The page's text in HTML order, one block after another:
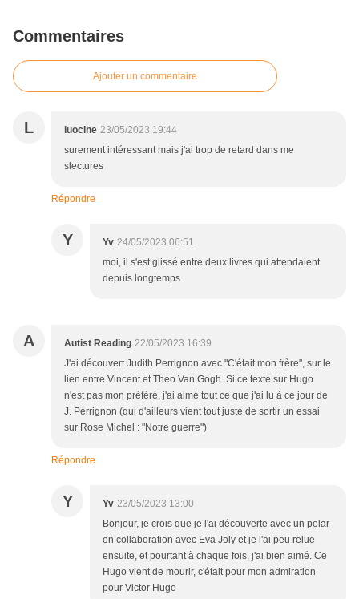
Commentaires
Ajouter un commentaire
L luocine 23/05/2023 19:44
surement intéressant mais j'ai trop de retard dans me
slectures
Répondre
Y Yv 24/05/2023 06:51
moi, il s'est glissé entre deux livres qui attendaient
depuis longtemps
A Autist Reading 22/05/2023 16:39
J'ai découvert Judith Perrignon avec "C'était mon frère", sur le
lien entre Vincent et Theo Van Gogh. Si ce texte sur Hugo
n'est pas mon préféré, j'ai aimé tout ce que j'ai lu à ce jour de
J. Perrignon (qui d'ailleurs vient tout juste de sortir un essai
sur Rose Michel : "Notre guerre")
Répondre
Y Yv 23/05/2023 13:00
Bonjour, je crois que je l'ai découverte avec un polar
en collaboration avec Eva Joly et je l'ai peu relue
ensuite, et pourtant à chaque fois, j'ai bien aimé. Ce
Hugo vient de mourir, c'était pour mon admiration
pour Victor Hugo